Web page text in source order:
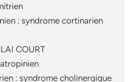
: syndrome cortinarien
COURT
: syndrome cholinergique